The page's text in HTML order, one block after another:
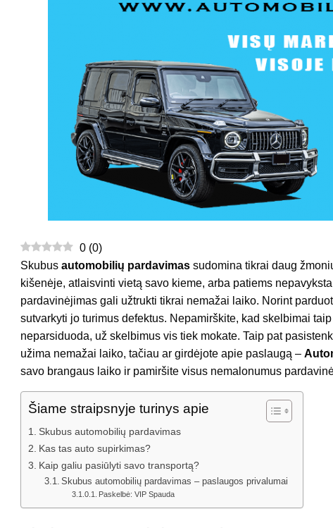
0 (0)
Skubus automobilių pardavimas sudomina tikrai daug
kišenėje, atlaisvinti vietą savo kieme, arba patiems
pardavinėjimas gali užtrukti tikrai nemažai laiko. Norint
sutvarkyti jo turimus defektus. Nepamirškite, kad skelbimai
neparsiduoda, už skelbimus vis tiek mokate. Taip pat
užima nemažai laiko, tačiau ar girdėjote apie paslaugą –
savo brangaus laiko ir pamiršite visus nemalonumus
Šiame straipsnyje turinys apie
Skubus automobilių pardavimas
Kas tas auto supirkimas?
Kaip galiu pasiūlyti savo transportą?
Skubus automobilių pardavimas – paslaugos privalumai
Paskelbė: VIP Spauda